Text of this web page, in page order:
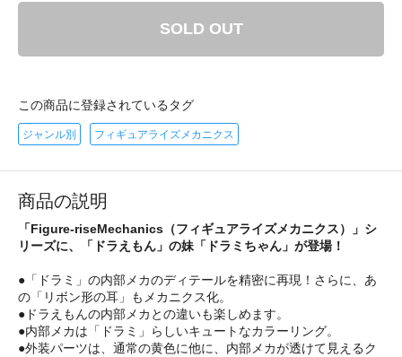
SOLD OUT
この商品に登録されているタグ
ジャンル別 フィギュアライズメカニクス
商品の説明
「Figure-riseMechanics（フィギュアライズメカニクス）」シ
リーズに、「ドラえもん」の妹「ドラミちゃん」が登場！
●「ドラミ」の内部メカのディテールを精密に再現！さらに、あ
の「リボン形の耳」もメカニクス化。
●ドラえもんの内部メカとの違いも楽しめます。
●内部メカは「ドラミ」らしいキュートなカラーリング。
●外装パーツは、通常の黄色に他に、内部メカが透けて見えるク